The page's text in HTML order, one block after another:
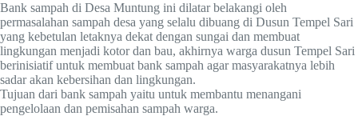
Bank sampah di Desa Muntung ini dilatar belakangi oleh
permasalahan sampah desa yang selalu dibuang di Dusun Tempel Sari
yang kebetulan letaknya dekat dengan sungai dan membuat
lingkungan menjadi kotor dan bau, akhirnya warga dusun Tempel Sari
berinisiatif untuk membuat bank sampah agar masyarakatnya lebih
sadar akan kebersihan dan lingkungan.
Tujuan dari bank sampah yaitu untuk membantu menangani
pengelolaan dan pemisahan sampah warga.